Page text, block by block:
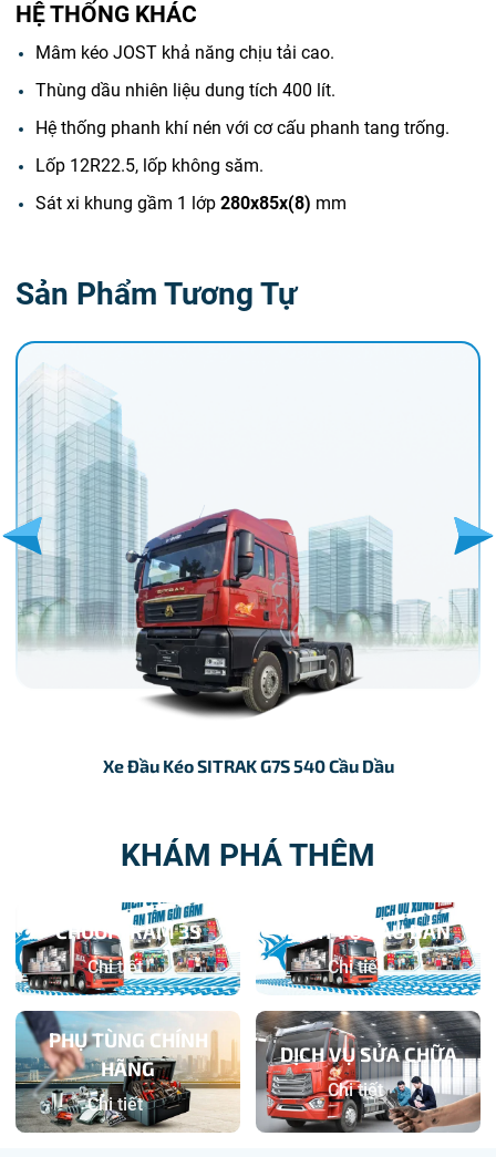
HỆ THỐNG KHÁC
Mâm kéo JOST khả năng chịu tải cao.
Thùng dầu nhiên liệu dung tích 400 lít.
Hệ thống phanh khí nén với cơ cấu phanh tang trống.
Lốp 12R22.5, lốp không săm.
Sát xi khung gầm 1 lớp280x85x(8) mm
Sản Phẩm Tương Tự
Xe Đầu Kéo SITRAK G7S 540 Cầu Dầu
KHÁM PHÁ THÊM
CHUỖI TRẠM 3S
Chi tiết
DỊCH VỤ SAU BÁN
Chi tiết
PHỤ TÙNG CHÍNH
HÃNG
Chi tiết
DỊCH VỤ SỬA CHỮA
Chi tiết